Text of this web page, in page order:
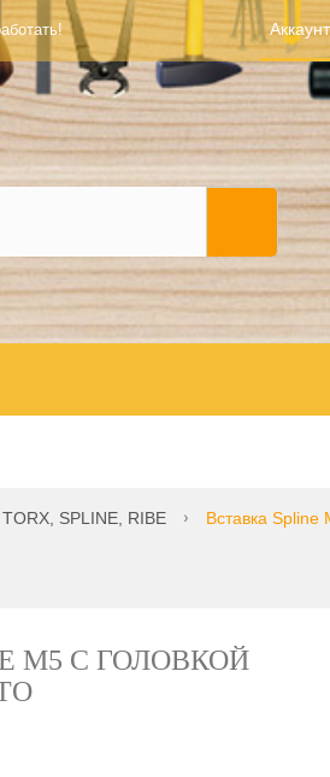
Аккаунт
SPLINE, RIBE Вставка Spline
M5 С ГОЛОВКОЙ